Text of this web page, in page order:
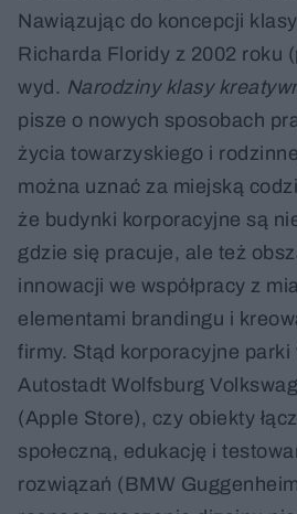
Nawiązując do koncepcji
Richarda Floridy z 2002 roku
wyd. Narodziny klasy
pisze o nowych sposobach
życia towarzyskiego i
można uznać za miejską
że budynki korporacyjne są
gdzie się pracuje, ale też
innowacji we współpracy z
elementami brandingu i
firmy. Stąd korporacyjne parki
Autostadt Wolfsburg
(Apple Store), czy obiekty
społeczną, edukację i
rozwiązań (BMW